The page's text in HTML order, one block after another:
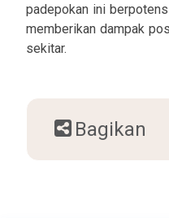
padepokan ini
memberikan dampak
sekitar.
Bagikan